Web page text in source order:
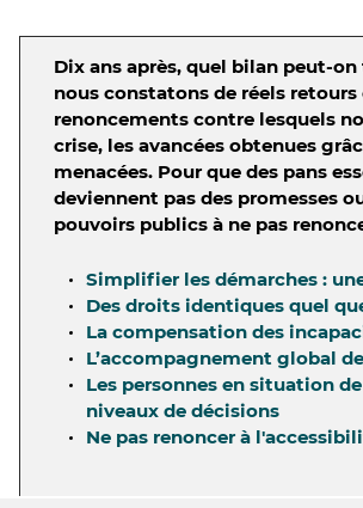
Dix ans après, quel bilan peut-
nous constatons de réels
renoncements contre lesquels
crise, les avancées obtenues
menacées. Pour que des pans
deviennent pas des promesses
pouvoirs publics à ne pas
Simplifier les démarches :
Des droits identiques quel
La compensation des
L’accompagnement global
Les personnes en situation
niveaux de décisions
Ne pas renoncer à